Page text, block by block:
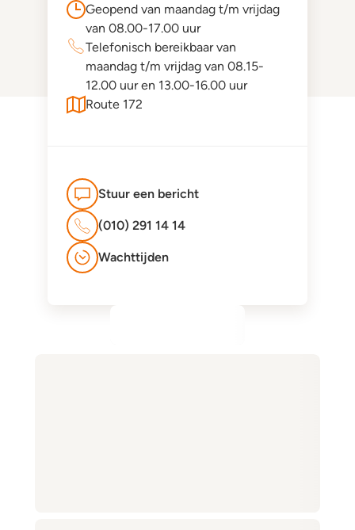
Geopend van maandag t/m vrijdag
van 08.00-17.00 uur
Telefonisch bereikbaar van
maandag t/m vrijdag van 08.15-
12.00 uur en 13.00-16.00 uur
Route 172
Stuur een bericht
(010) 291 14 14
Wachttijden